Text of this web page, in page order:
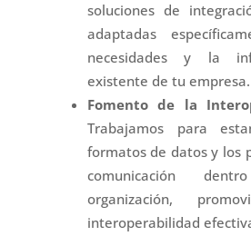
soluciones de
adaptadas
necesidades y la
existente de tu empresa.
Fomento de la
Trabajamos para
formatos de datos y los
comunicación
organización,
interoperabilidad